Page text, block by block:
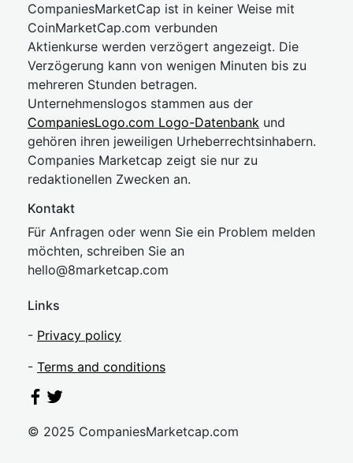
CompaniesMarketCap ist in keiner Weise mit
CoinMarketCap.com verbunden
Aktienkurse werden verzögert angezeigt. Die
Verzögerung kann von wenigen Minuten bis zu
mehreren Stunden betragen.
Unternehmenslogos stammen aus der
CompaniesLogo.com Logo-Datenbank und
gehören ihren jeweiligen Urheberrechtsinhabern.
Companies Marketcap zeigt sie nur zu
redaktionellen Zwecken an.
Kontakt
Für Anfragen oder wenn Sie ein Problem melden
möchten, schreiben Sie an
hello@8marketcap.com
Links
- Privacy policy
- Terms and conditions
© 2025 CompaniesMarketcap.com